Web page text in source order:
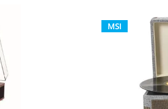
MSI